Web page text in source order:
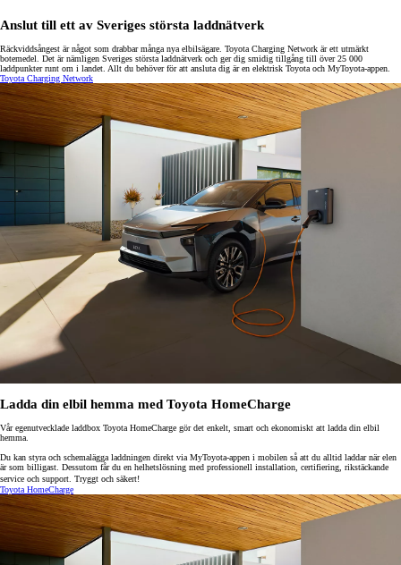
Anslut till ett av Sveriges största laddnätverk
Räckviddsångest är något som drabbar många nya elbilsägare. Toyota Charging Network är ett utmärkt
botemedel. Det är nämligen Sveriges största laddnätverk och ger dig smidig tillgång till över 25 000
laddpunkter runt om i landet. Allt du behöver för att ansluta dig är en elektrisk Toyota och MyToyota-appen.
Toyota Charging Network
Ladda din elbil hemma med Toyota HomeCharge
Vår egenutvecklade laddbox Toyota HomeCharge gör det enkelt, smart och ekonomiskt att ladda din elbil
hemma.
Du kan styra och schemalägga laddningen direkt via MyToyota-appen i mobilen så att du alltid laddar när elen
är som billigast. Dessutom får du en helhetslösning med professionell installation, certifiering, rikstäckande
service och support. Tryggt och säkert!
Toyota HomeCharge